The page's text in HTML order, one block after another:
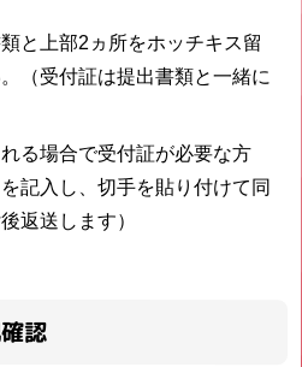
と上部2ヵ所をホッチキス留
（受付証は提出書類と一緒に
る場合で受付証が必要な方
記入し、切手を貼り付けて同
返送します）
認